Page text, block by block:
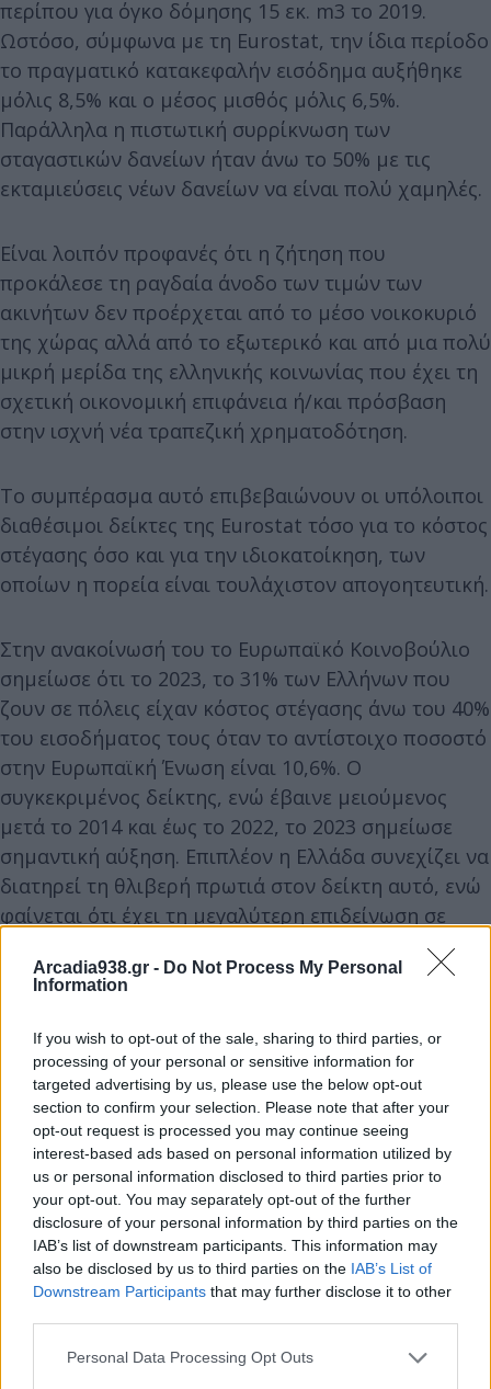
Arcadia938.gr - Do Not Process My Personal
Information
If you wish to opt-out of the sale, sharing to third parties, or
processing of your personal or sensitive information for
targeted advertising by us, please use the below opt-out
section to confirm your selection. Please note that after your
opt-out request is processed you may continue seeing
interest-based ads based on personal information utilized by
us or personal information disclosed to third parties prior to
your opt-out. You may separately opt-out of the further
disclosure of your personal information by third parties on the
IAB’s list of downstream participants. This information may
also be disclosed by us to third parties on the IAB’s List of
Downstream Participants that may further disclose it to other
Personal Data Processing Opt Outs
περίπου για όγκο δόμησης 15 εκ. m3 το 2019.
Ωστόσο, σύμφωνα με τη Eurostat, την ίδια περίοδο
το πραγματικό κατακεφαλήν εισόδημα αυξήθηκε
μόλις 8,5% και ο μέσος μισθός μόλις 6,5%.
Παράλληλα η πιστωτική συρρίκνωση των
σταγαστικών δανείων ήταν άνω το 50% με τις
εκταμιεύσεις νέων δανείων να είναι πολύ χαμηλές.
Είναι λοιπόν προφανές ότι η ζήτηση που
προκάλεσε τη ραγδαία άνοδο των τιμών των
ακινήτων δεν προέρχεται από το μέσο νοικοκυριό
της χώρας αλλά από το εξωτερικό και από μια πολύ
μικρή μερίδα της ελληνικής κοινωνίας που έχει τη
σχετική οικονομική επιφάνεια ή/και πρόσβαση
στην ισχνή νέα τραπεζική χρηματοδότηση.
Το συμπέρασμα αυτό επιβεβαιώνουν οι υπόλοιποι
διαθέσιμοι δείκτες της Eurostat τόσο για το κόστος
στέγασης όσο και για την ιδιοκατοίκηση, των
οποίων η πορεία είναι τουλάχιστον απογοητευτική.
Στην ανακοίνωσή του το Ευρωπαϊκό Κοινοβούλιο
σημείωσε ότι το 2023, το 31% των Ελλήνων που
ζουν σε πόλεις είχαν κόστος στέγασης άνω του 40%
του εισοδήματος τους όταν το αντίστοιχο ποσοστό
στην Ευρωπαϊκή Ένωση είναι 10,6%. Ο
συγκεκριμένος δείκτης, ενώ έβαινε μειούμενος
μετά το 2014 και έως το 2022, το 2023 σημείωσε
σημαντική αύξηση. Επιπλέον η Ελλάδα συνεχίζει να
διατηρεί τη θλιβερή πρωτιά στον δείκτη αυτό, ενώ
φαίνεται ότι έχει τη μεγαλύτερη επιδείνωση σε
σχέση με το 2010 ανάμεσα στις χώρες τις ΕΕ, για
την πλειονότητα των οποίων τα στοιχεία μάλιστα
Παράλληλα η ανακοίνωση αποτυπώνει ότι οι νέοι
Έλληνες αφήνουν το σπίτι των γονιών τους κατά
μέσο όρο σε ηλικία 30,6 ετών (3η υψηλότερη ηλικία
ανάμεσα στις χώρες τις ΕΕ) όταν ο αντίστοιχος
μέσος όρος ηλικία για τους νέων Ευρωπαίοι είναι
τα 26,4 ετών.
Το πλέον αποκαρδιωτικό όμως είναι ότι τα
2019 και μετά από το 75,4% (που ήταν ελαφρώς